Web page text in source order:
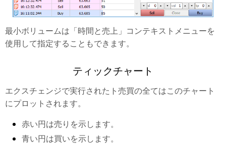
最小ボリュームは「時間と売上」コンテキストメニューを
使用して指定することもできます。
ティックチャート
エクスチェンジで実行されたト売買の全てはこのチャート
にプロットされます。
赤い円は売りを示します。
青い円は買いを示します。